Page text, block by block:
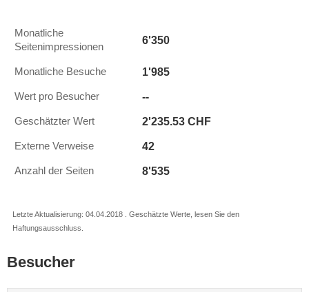
Monatliche
Seitenimpressionen
6'350
Monatliche Besuche 1'985
Wert pro Besucher --
Geschätzter Wert 2'235.53 CHF
Externe Verweise 42
Anzahl der Seiten 8'535
Letzte Aktualisierung: 04.04.2018 . Geschätzte Werte, lesen Sie den
Haftungsausschluss.
Besucher